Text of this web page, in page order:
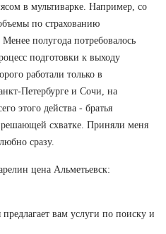
в мультиварке. Например, со
по страхованию
полугода потребовалось
подготовки к выходу
работали только в
Петербурге и Сочи, на
этого действа - братья
решающей схватке. Приняли меня
сразу.
цена Альметьевск:
вам услуги по поиску и